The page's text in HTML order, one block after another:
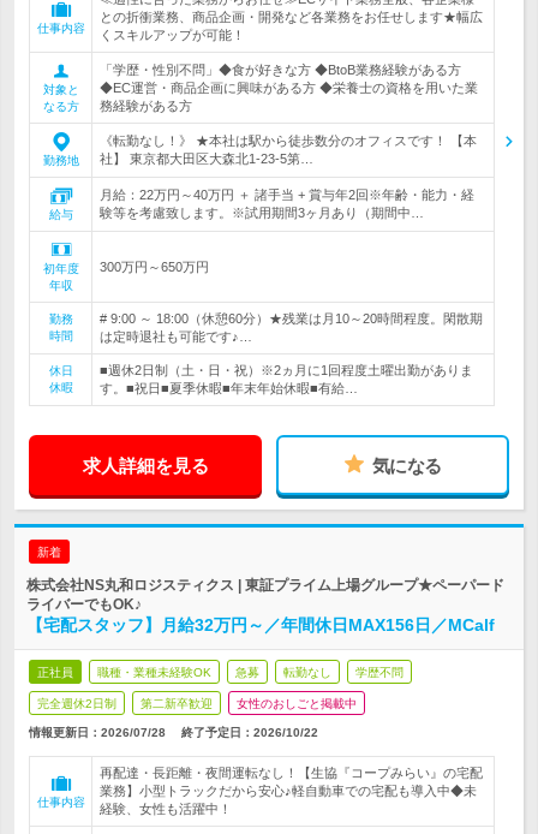
仕事内容
との折衝業務、商品企画・開発など各業務をお任せします★幅広
くスキルアップが可能！
対象と
なる方
「学歴・性別不問」◆食が好きな方 ◆BtoB業務経験がある方
◆EC運営・商品企画に興味がある方 ◆栄養士の資格を用いた業
務経験がある方
勤務地
《転勤なし！》 ★本社は駅から徒歩数分のオフィスです！ 【本
社】 東京都大田区大森北1-23-5第…
給与
月給：22万円～40万円 ＋ 諸手当 + 賞与年2回※年齢・能力・経
験等を考慮致します。※試用期間3ヶ月あり（期間中…
初年度
年収
300万円～650万円
勤務
時間
# 9:00 ～ 18:00（休憩60分）★残業は月10～20時間程度。閑散期
は定時退社も可能です♪…
休日
休暇
■週休2日制（土・日・祝）※2ヵ月に1回程度土曜出勤がありま
す。■祝日■夏季休暇■年末年始休暇■有給…
求人詳細を見る 気になる
新着
株式会社NS丸和ロジスティクス | 東証プライム上場グループ★ペーパード
ライバーでもOK♪
【宅配スタッフ】月給32万円～／年間休日MAX156日／MCalf
正社員 職種・業種未経験OK 急募 転勤なし 学歴不問
完全週休2日制 第二新卒歓迎 女性のおしごと掲載中
情報更新日：2026/07/28 終了予定日： 2026/10/22
仕事内容
再配達・長距離・夜間運転なし！【生協『コープみらい』の宅配
業務】小型トラックだから安心♪軽自動車での宅配も導入中◆未
経験、女性も活躍中！